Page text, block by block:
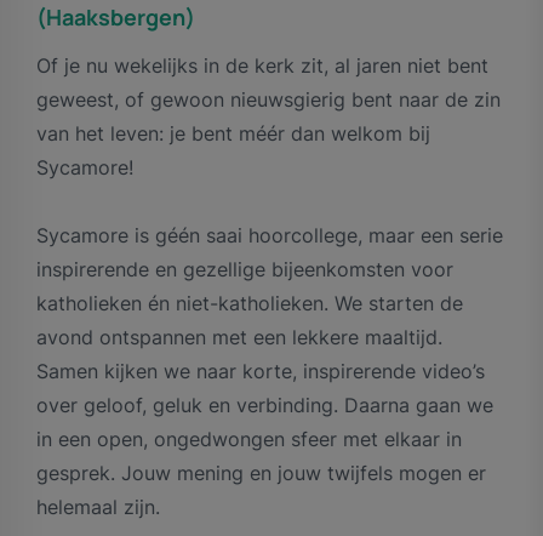
(Haaksbergen)
Of je nu wekelijks in de kerk zit, al jaren niet bent
geweest, of gewoon nieuwsgierig bent naar de zin
van het leven: je bent méér dan welkom bij
Sycamore!
Sycamore is géén saai hoorcollege, maar een serie
inspirerende en gezellige bijeenkomsten voor
katholieken én niet-katholieken. We starten de
avond ontspannen met een lekkere maaltijd.
Samen kijken we naar korte, inspirerende video’s
over geloof, geluk en verbinding. Daarna gaan we
in een open, ongedwongen sfeer met elkaar in
gesprek. Jouw mening en jouw twijfels mogen er
helemaal zijn.